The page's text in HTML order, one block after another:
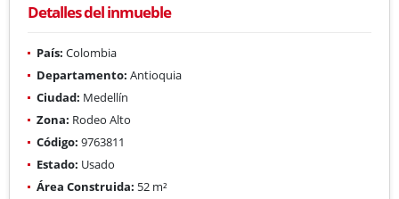
Detalles del inmueble
País: Colombia
Departamento: Antioquia
Ciudad: Medellín
Zona: Rodeo Alto
Código: 9763811
Estado: Usado
Área Construida: 52 m²